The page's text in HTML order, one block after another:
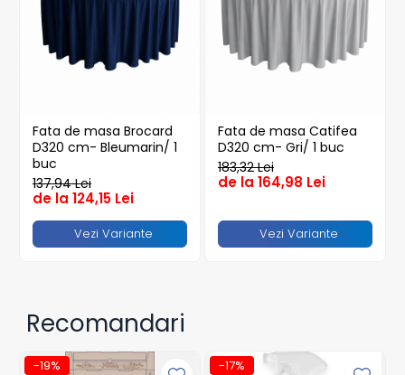
Articole din Plastic PET
Caserole
Sosiere
Echipament de Protectie
Saci Menajeri
Articole din Carton Alb
Pahare
Tavite
Boluri
Pahare
Fata de masa Brocard
D320 cm- Bleumarin/ 1
buc
137,94 Lei
de la 124,15 Lei
Vezi Variante
Fata de masa Catifea
D320 cm- Gri/ 1 buc
183,32 Lei
de la 164,98 Lei
Vezi Variante
Recomandari
-19% -17%